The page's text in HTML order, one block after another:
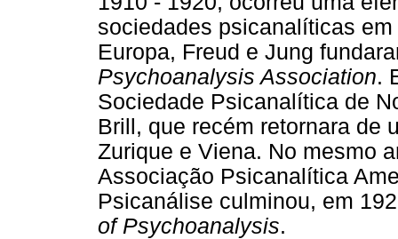
sociedades psicanalíticas
Europa, Freud e Jung
Psychoanalysis Association.
Sociedade Psicanalítica de
Brill, que recém retornara de
Zurique e Viena. No mesmo
Associação Psicanalítica
Psicanálise culminou, em
of Psychoanalysis.